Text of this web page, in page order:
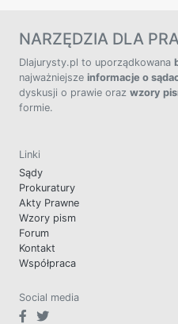
NARZĘDZIA DLA
Dlajurysty.pl to uporządkowana
najważniejsze informacje o
dyskusji o prawie oraz wzory
formie.
Linki
Sądy
Prokuratury
Akty Prawne
Wzory pism
Forum
Kontakt
Współpraca
Social media